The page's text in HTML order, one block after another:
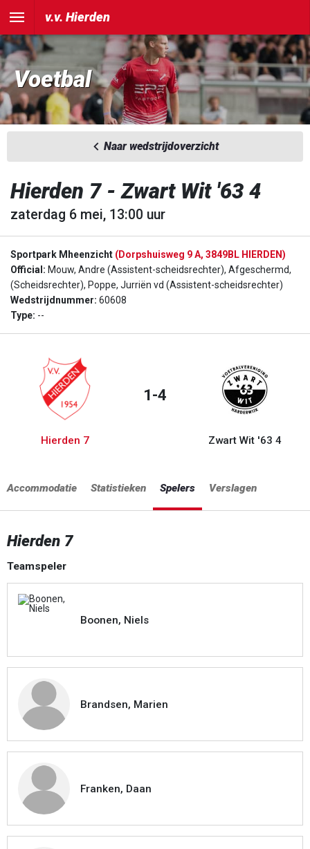
v.v. Hierden
Voetbal
Naar wedstrijdoverzicht
Hierden 7 - Zwart Wit '63 4
zaterdag 6 mei, 13:00 uur
Sportpark Mheenzicht (Dorpshuisweg 9 A, 3849BL HIERDEN)
Official: Mouw, Andre (Assistent-scheidsrechter), Afgeschermd,
(Scheidsrechter), Poppe, Jurriën vd (Assistent-scheidsrechter)
Wedstrijdnummer: 60608
Type: --
Hierden 7
1-4
Zwart Wit '63 4
Accommodatie Statistieken Spelers Verslagen
Hierden 7
Teamspeler
Boonen, Niels
Brandsen, Marien
Franken, Daan